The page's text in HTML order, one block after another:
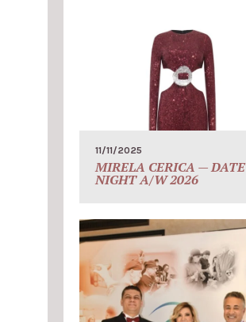
11/11/2025
MIRELA CERICA — DATE
NIGHT A/W 2026